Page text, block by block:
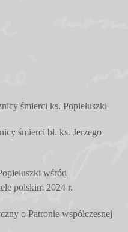
śmierci ks. Popiełuszki
śmierci bł. ks. Jerzego
wśród
polskim 2024 r.
o Patronie współczesnej